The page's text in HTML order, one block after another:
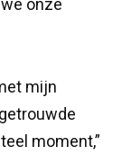
onze
mijn
moment,”